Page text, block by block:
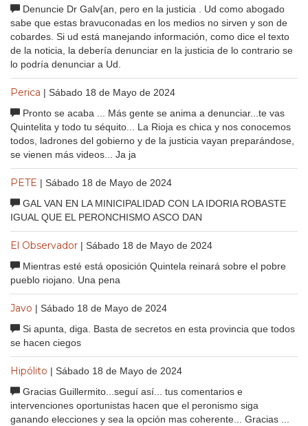
Denuncie Dr Galv{an, pero en la justicia . Ud como abogado
sabe que estas bravuconadas en los medios no sirven y son de
cobardes. Si ud está manejando información, como dice el texto
de la noticia, la debería denunciar en la justicia de lo contrario se
lo podría denunciar a Ud.
Perica | Sábado 18 de Mayo de 2024
Pronto se acaba ... Más gente se anima a denunciar...te vas
Quintelita y todo tu séquito... La Rioja es chica y nos conocemos
todos, ladrones del gobierno y de la justicia vayan preparándose,
se vienen más videos... Ja ja
PETE | Sábado 18 de Mayo de 2024
GAL VAN EN LA MINICIPALIDAD CON LA IDORIA ROBASTE
IGUAL QUE EL PERONCHISMO ASCO DAN
El Observador | Sábado 18 de Mayo de 2024
Mientras esté está oposición Quintela reinará sobre el pobre
pueblo riojano. Una pena
Javo | Sábado 18 de Mayo de 2024
Si apunta, diga. Basta de secretos en esta provincia que todos
se hacen ciegos
Hipólito | Sábado 18 de Mayo de 2024
Gracias Guillermito...seguí así... tus comentarios e
intervenciones oportunistas hacen que el peronismo siga
ganando elecciones y sea la opción mas coherente... Gracias ...